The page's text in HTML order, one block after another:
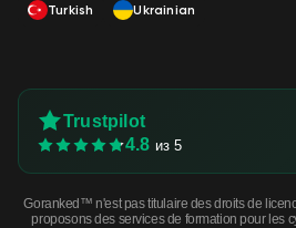
Turkish
Ukrainian
Trustpilot
4.8 из 5
Goranked™ n'est pas titulaire des droits de
proposons des services de formation pour les